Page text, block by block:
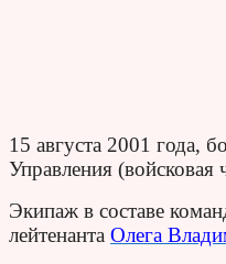
15 августа 2001 года,
Управления (войсковая
Экипаж в составе
лейтенанта Олега